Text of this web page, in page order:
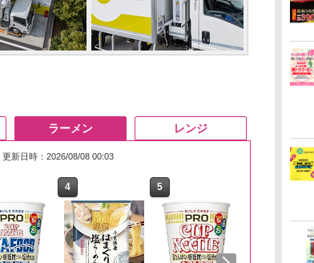
4 5
4 5
ラーメン
更新日時：2026/08/08 00:03
4 5
レンジ